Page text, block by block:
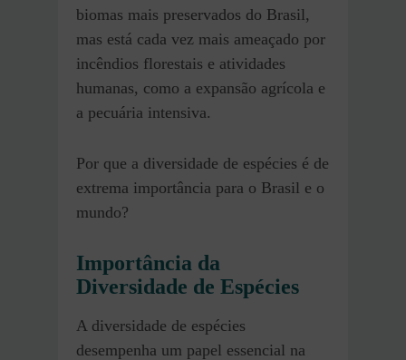
biomas mais preservados do Brasil,
mas está cada vez mais ameaçado por
incêndios florestais e atividades
humanas, como a expansão agrícola e
a pecuária intensiva.
Por que a diversidade de espécies é de
extrema importância para o Brasil e o
mundo?
Importância da
Diversidade de Espécies
A diversidade de espécies
desempenha um papel essencial na